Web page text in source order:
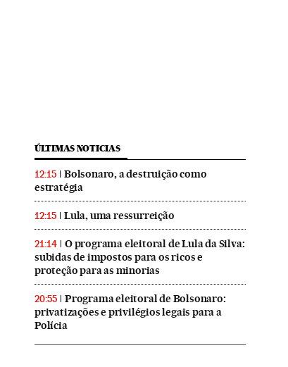
ÚLTIMAS NOTICIAS
12:15
Bolsonaro, a destruição como
estratégia
12:15 Lula, uma ressurreição
21:14
O programa eleitoral de Lula da Silva:
subidas de impostos para os ricos e
proteção para as minorias
20:55
Programa eleitoral de Bolsonaro:
privatizações e privilégios legais para a
Polícia